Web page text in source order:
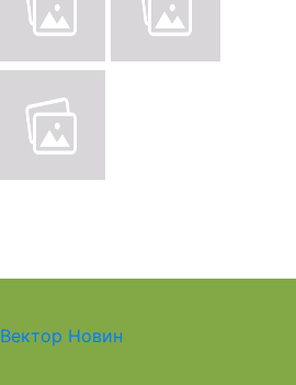
Вектор Новин